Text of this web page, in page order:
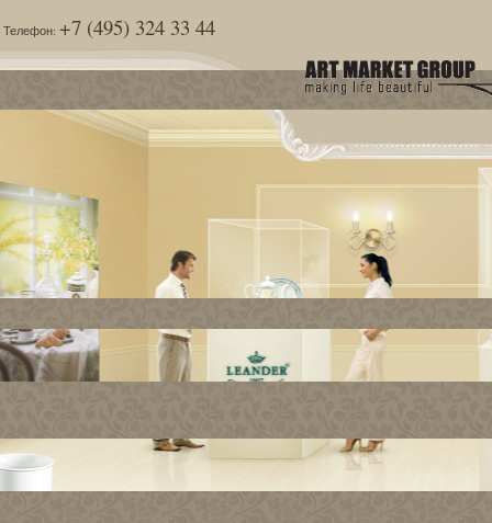
Телефон: +7 (495) 324 33 44